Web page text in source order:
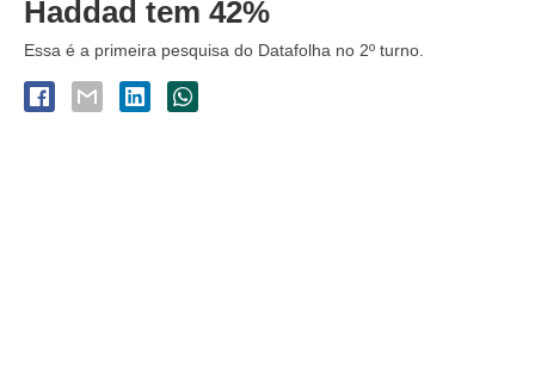
Haddad tem 42%
Essa é a primeira pesquisa do Datafolha no 2º turno.